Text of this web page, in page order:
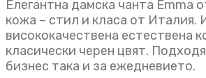
Елегантна дамска чанта Emma
кожа – стил и класа от Италия.
висококачествена естествена
класически черен цвят.
бизнес така и за ежедневието.